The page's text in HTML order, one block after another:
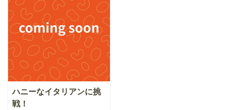
ハニーなイタリアンに挑
戦！